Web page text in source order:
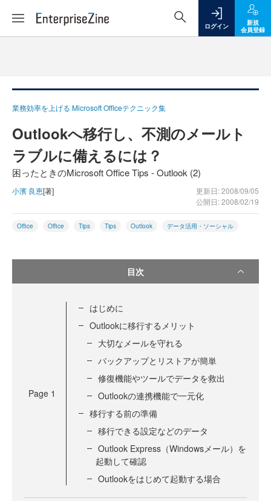
ログイン
新規
会員登録
業務効率を上げる Microsoft Officeテクニック集
Outlookへ移行し、不測のメールト
ラブルに備えるには？
困ったときのMicrosoft Office Tips - Outlook (2)
小濱 良恵[著]
更新日: 2008/09/05
公開日: 2008/02/19
Office Office Tips Tips Outlook データ活用・ソーシャル
目次
Page 1
はじめに
Outlookに移行するメリット
大切なメールを守れる
バックアップとリストアが簡単
修復機能やツールでデータを救出
Outlookの連携機能で一元化
移行する前の準備
移行できる設定などのデータ
Outlook Express（Windowsメール）を
起動して確認
Outlookをはじめて起動する場合